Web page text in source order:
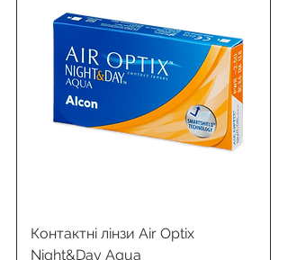
Контактні лінзи Air Optix
Night&Day Aqua